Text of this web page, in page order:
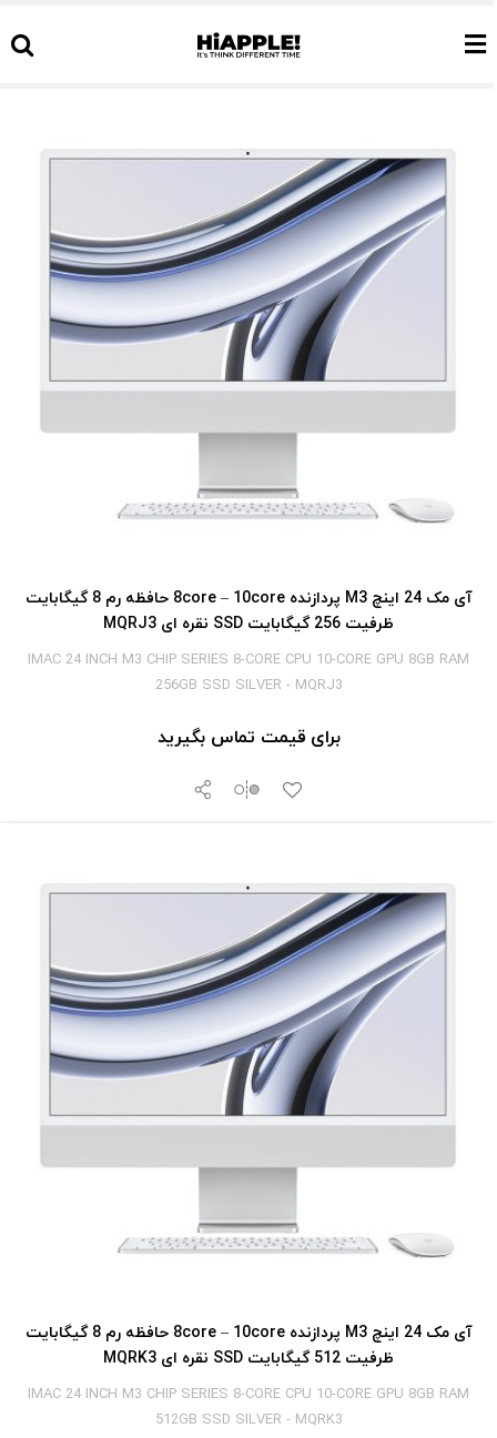
to
آی‎ مک 24 اینچ M3 پردازنده 8core – 10core حافظه رم 8 گیگابایت
ظرفیت 256 گیگابایت SSD نقره ای MQRJ3
IMAC 24 INCH M3 CHIP SERIES 8-CORE CPU 10-CORE GPU 8GB RAM
256GB SSD SILVER - MQRJ3
برای قیمت تماس بگیرید
آی‎ مک 24 اینچ M3 پردازنده 8core – 10core حافظه رم 8 گیگابایت
ظرفیت 512 گیگابایت SSD نقره ای MQRK3
IMAC 24 INCH M3 CHIP SERIES 8-CORE CPU 10-CORE GPU 8GB RAM
512GB SSD SILVER - MQRK3